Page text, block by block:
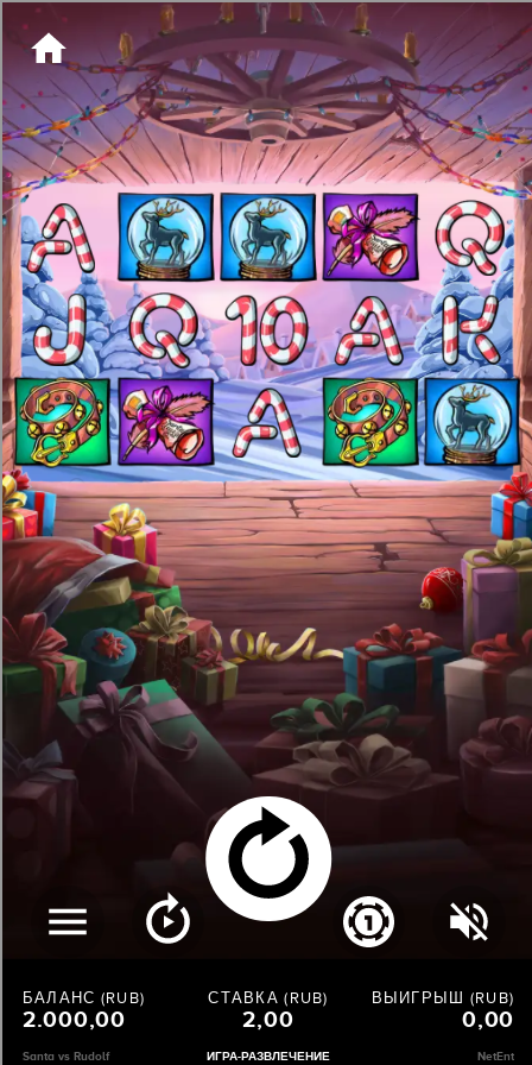
[object HTMLMetaElement]
пополнить счет